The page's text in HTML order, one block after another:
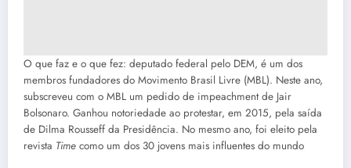
O que faz e o que fez: deputado federal pelo DEM, é um dos
membros fundadores do Movimento Brasil Livre (MBL). Neste ano,
subscreveu com o MBL um pedido de impeachment de Jair
Bolsonaro. Ganhou notoriedade ao protestar, em 2015, pela saída
de Dilma Rousseff da Presidência. No mesmo ano, foi eleito pela
revista Time como um dos 30 jovens mais influentes do mundo